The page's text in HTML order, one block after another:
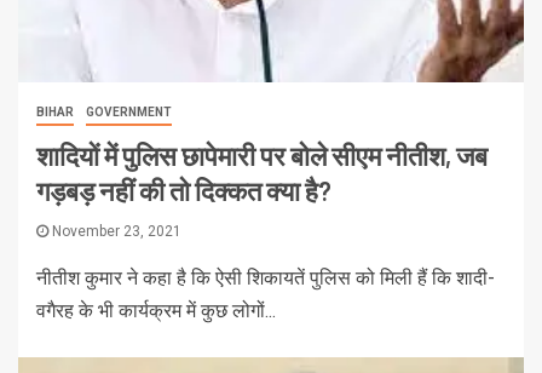
BIHAR GOVERNMENT
शादियों में पुलिस छापेमारी पर बोले सीएम नीतीश, जब
गड़बड़ नहीं की तो दिक्कत क्या है?
November 23, 2021
नीतीश कुमार ने कहा है कि ऐसी शिकायतें पुलिस को मिली हैं कि शादी-
वगैरह के भी कार्यक्रम में कुछ लोगों...